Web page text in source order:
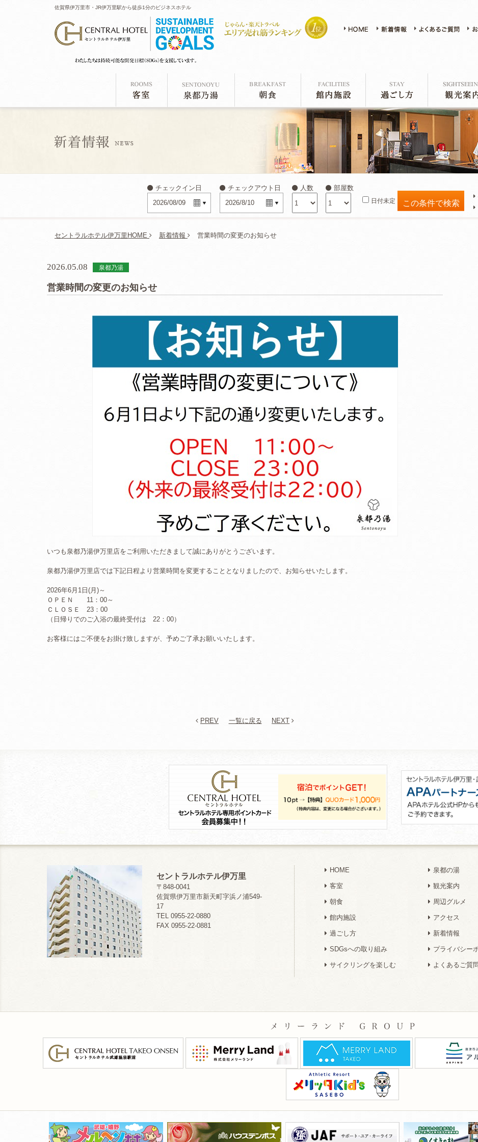
佐賀県伊万里市・JR伊万里駅から徒歩1分のビジネスホテル
チェックイン日 チェックアウト日 人数 部屋数
日付未定
セントラルホテル伊万里HOME 新着情報 営業時間の変更のお知らせ
2026.05.08 泉都乃湯
営業時間の変更のお知らせ
いつも泉都乃湯伊万里店をご利用いただきまして誠にありがとうございます。
泉都乃湯伊万里店では下記日程より営業時間を変更することとなりましたので、お知らせいたします。
2026年6月1日(月)～
ＯＰＥＮ 11：00～
ＣＬＯＳＥ 23：00
（日帰りでのご入浴の最終受付は 22：00）
お客様にはご不便をお掛け致しますが、予めご了承お願いいたします。
PREV 一覧に戻る NEXT
セントラルホテル伊万里
〒848-0041
佐賀県伊万里市新天町字浜ノ浦549-
17
TEL 0955-22-0880
FAX 0955-22-0881
HOME
客室
朝食
館内施設
過ごし方
SDGsへの取り組み
サイクリングを楽しむ
泉都の湯
観光案内
周辺グルメ
アクセス
新着情報
プライバシー
よくあるご質問